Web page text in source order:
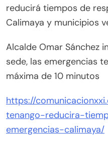
reducirá tiempos de
Calimaya y municipios
Alcalde Omar Sánchez
sede, las emergencias
máxima de 10 minutos
https://
tenango-reducira-
emergencias-calimaya/